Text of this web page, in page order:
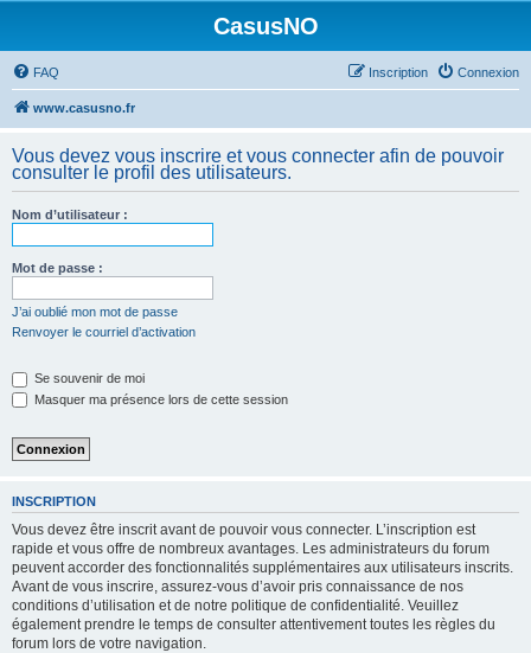
CasusNO
FAQ Connexion
Inscription
www.casusno.fr
Vous devez vous inscrire et vous connecter afin de pouvoir
consulter le profil des utilisateurs.
Nom d’utilisateur :
Mot de passe :
J’ai oublié mon mot de passe
Renvoyer le courriel d’activation
Se souvenir de moi
Masquer ma présence lors de cette session
INSCRIPTION
Vous devez être inscrit avant de pouvoir vous connecter. L’inscription est
rapide et vous offre de nombreux avantages. Les administrateurs du forum
peuvent accorder des fonctionnalités supplémentaires aux utilisateurs inscrits.
Avant de vous inscrire, assurez-vous d’avoir pris connaissance de nos
conditions d’utilisation et de notre politique de confidentialité. Veuillez
également prendre le temps de consulter attentivement toutes les règles du
forum lors de votre navigation.